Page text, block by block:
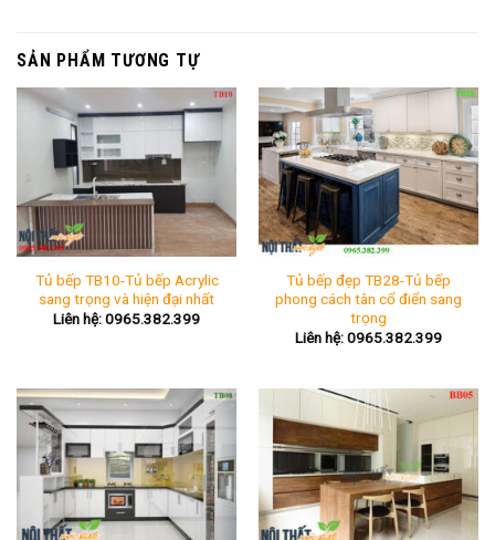
SẢN PHẨM TƯƠNG TỰ
Tủ bếp TB10-Tủ bếp Acrylic
sang trọng và hiện đại nhất
Liên hệ: 0965.382.399
Tủ bếp đẹp TB28-Tủ bếp
phong cách tân cổ điển sang
trọng
Liên hệ: 0965.382.399